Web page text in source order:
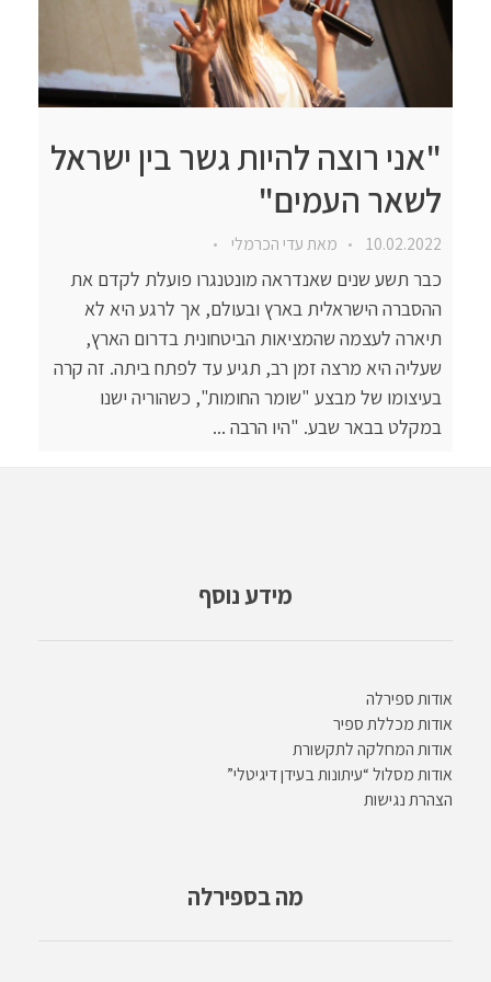
"אני רוצה להיות גשר בין ישראל
לשאר העמים"
10.02.2022 מאתעדי הכרמלי
כבר תשע שנים שאנדראה מונטנגרו פועלת לקדם את
ההסברה הישראלית בארץ ובעולם, אך לרגע היא לא
תיארה לעצמה שהמציאות הביטחונית בדרום הארץ,
שעליה היא מרצה זמן רב, תגיע עד לפתח ביתה. זה קרה
בעיצומו של מבצע "שומר החומות", כשהוריה ישנו
במקלט בבאר שבע. "היו הרבה ...
מידע נוסף
אודות ספירלה
אודות מכללת ספיר
אודות המחלקה לתקשורת
אודות מסלול “עיתונות בעידן דיגיטלי”
הצהרת נגישות
מה בספירלה